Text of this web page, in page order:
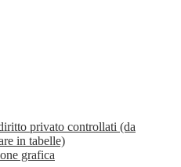
privato controllati (da
in tabelle)
grafica